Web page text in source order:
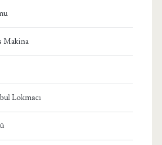
Makina
Lokmacı